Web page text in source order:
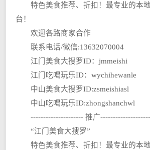
特色美食推荐、折扣！最专业的本地
台！
欢迎各路商家合作
联系电话/微信:13632070004
江门美食大搜罗ID：jmmeishi
江门吃喝玩乐ID：wychihewanle
中山美食大搜罗ID:zsmeishiasl
中山吃喝玩乐ID:zhongshanchwl
--------------------- 推广
“江门美食大搜罗”
特色美食推荐、折扣！最专业的本地